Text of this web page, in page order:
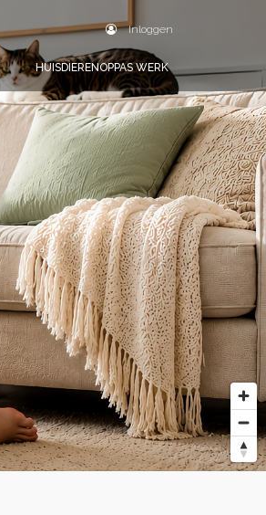
Inloggen
HUISDIERENOPPAS WERK